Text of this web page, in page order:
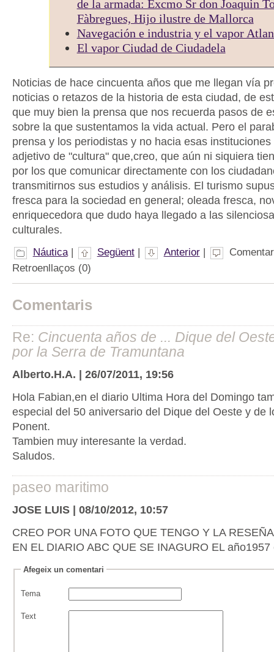
de la armada: Excmo Sr don Joaquin
Fàbregues, Hijo ilustre de Mallorca
Navegación e industria y el vapor
El vapor Ciudad de Ciudadela
Noticias de hace cincuenta años que me llegan vía
noticias o retazos de la historia de esta ciudad, de
que muy bien la prensa que nos recuerda pasos de
sobre la que sustentamos la vida actual. Pero el
prensa y los periodistas y no hacia esas
adjetivo de "cultura" que,creo, que aún ni siquiera
por los que comunicar directamente con los
transmitirnos sus estudios y análisis. El turismo
fresca para la sociedad en general; oleada fresca,
enriquecedora que dudo haya llegado a las
culturales.
Náutica| Següent| Anterior|
Retroenllaços (0)
Comentaris
Re: Cincuenta años de ... Dique del
por la Serra de Tramuntana
Alberto.H.A. | 26/07/2011, 19:56
Hola Fabian,en el diario Ultima Hora del Domingo
especial del 50 aniversario del Dique del Oeste y de
Ponent.
Tambien muy interesante la verdad.
Saludos.
paseo maritimo
JOSE LUIS | 08/10/2012, 10:57
CREO POR UNA FOTO QUE TENGO Y LA
EN EL DIARIO ABC QUE SE INAGURO EL
Afegeix un comentari
Tema
Text